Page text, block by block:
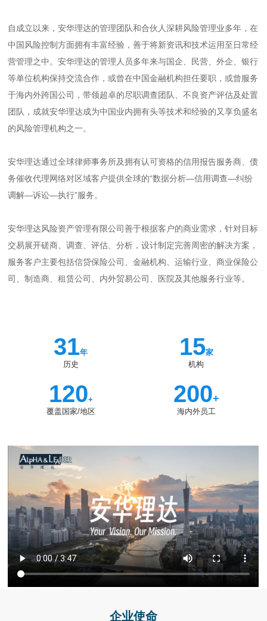
自成立以来，安华理达的管理团队和合伙人深耕风险管理业多年，在
中国风险控制方面拥有丰富经验，善于将新资讯和技术运用至日常经
营管理之中。安华理达的管理人员多年来与国企、民营、外企、银行
等单位机构保持交流合作，或曾在中国金融机构担任要职，或曾服务
于海内外跨国公司，带领超卓的尽职调查团队、不良资产评估及处置
团队，成就安华理达成为中国业内拥有头等技术和经验的又享负盛名
的风险管理机构之一。
安华理达通过全球律师事务所及拥有认可资格的信用报告服务商、债
务催收代理网络对区域客户提供全球的“数据分析—信用调查—纠纷
调解—诉讼—执行”服务。
安华理达风险资产管理有限公司善于根据客户的商业需求，针对目标
交易展开磋商、调查、评估、分析，设计制定完善周密的解决方案，
服务客户主要包括信贷保险公司、金融机构、运输行业、商业保险公
司、制造商、租赁公司、内外贸易公司、医院及其他服务行业等。
31年
历史
15家
机构
120+
覆盖国家/地区
200+
海内外员工
企业使命